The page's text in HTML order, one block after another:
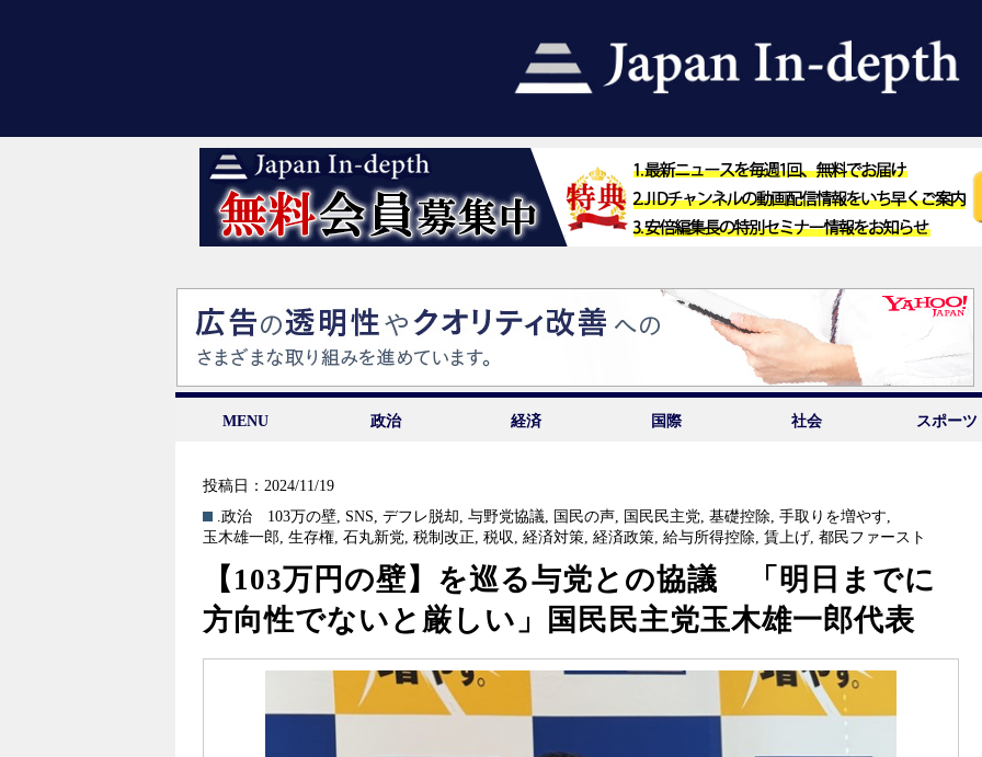
MENU 政治 経済 国際 社会 スポーツ
投稿日：2024/11/19
.政治
103万の壁, SNS,デフレ脱却,与野党協議, 国民の声, 国民民主党,基礎控除,手取りを増やす,
玉木雄一郎, 生存権, 石丸新党, 税制改正, 税収, 経済対策, 経済政策, 給与所得控除, 賃上げ, 都民ファースト
【103万円の壁】を巡る与党との協議 「明日までに
方向性でないと厳しい」国民民主党玉木雄一郎代表